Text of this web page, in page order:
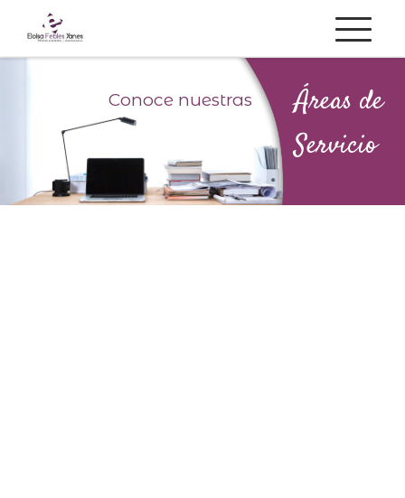
Saltar al contenido
Conoce nuestras Áreas de
Servicio